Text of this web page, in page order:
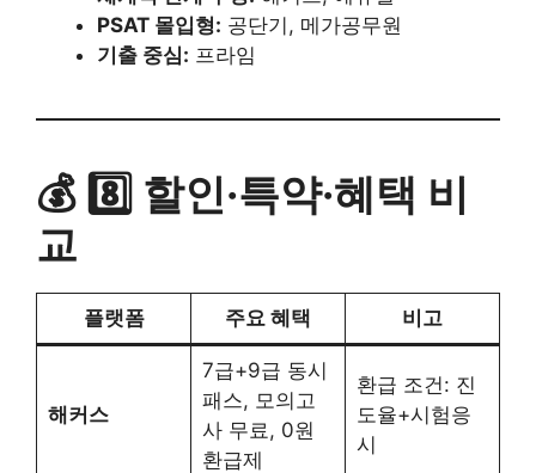
PSAT 몰입형: 공단기, 메가공무원
기출 중심: 프라임
💰 8️⃣ 할인·특약·혜택 비
교
플랫폼 주요 혜택 비고
해커스
7급+9급 동시
패스, 모의고
사 무료, 0원
환급제
환급 조건: 진
도율+시험응
시